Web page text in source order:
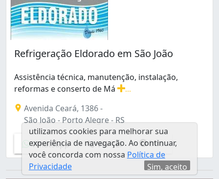
Refrigeração Eldorado em São João
Assistência técnica, manutenção, instalação,
reformas e conserto de Má
Avenida Ceará, 1386 -
São João - Porto Alegre - RS
Whatsapp Ver Tel Info
utilizamos cookies para melhorar sua
experiência de navegação. Ao continuar,
você concorda com nossa Política de
Privacidade
Sim, aceito